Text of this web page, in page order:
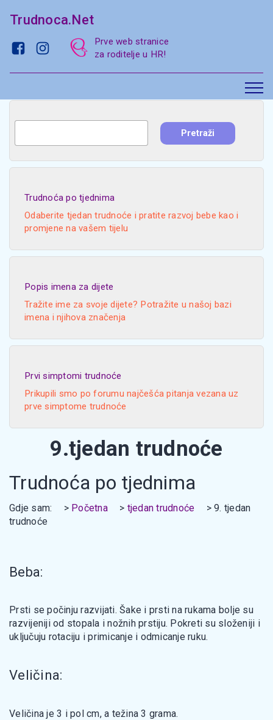
Trudnoca.Net
Prve web stranice
za roditelje u HR!
Trudnoća po tjednima
Odaberite tjedan trudnoće i pratite razvoj bebe kao i
promjene na vašem tijelu
Popis imena za dijete
Tražite ime za svoje dijete? Potražite u našoj bazi
imena i njihova značenja
Prvi simptomi trudnoće
Prikupili smo po forumu najčešća pitanja vezana uz
prve simptome trudnoće
9.tjedan trudnoće
Trudnoća po tjednima
Gdje sam: Početna tjedan trudnoće
9. tjedan
trudnoće
Beba:
Prsti se počinju razvijati. Šake i prsti na rukama bolje su
razvijeniji od stopala i nožnih prstiju. Pokreti su složeniji i
uključuju rotaciju i primicanje i odmicanje ruku.
Veličina:
Veličina je 3 i pol cm, a težina 3 grama.